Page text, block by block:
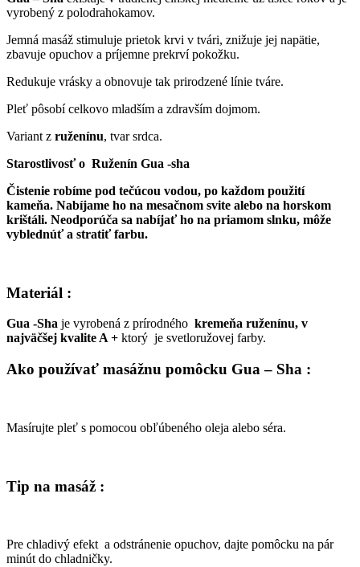
vyrobený z polodrahokamov.
Jemná masáž stimuluje prietok krvi v tvári, znižuje jej napätie,
zbavuje opuchov a príjemne prekrví pokožku.
Redukuje vrásky a obnovuje tak prirodzené línie tváre.
Pleť pôsobí celkovo mladším a zdravším dojmom.
Variant z ruženínu, tvar srdca.
Starostlivosť o Ruženín Gua -sha
Čistenie robíme pod tečúcou vodou, po každom použití
kameňa. Nabíjame ho na mesačnom svite alebo na horskom
krištáli. Neodporúča sa nabíjať ho na priamom slnku, môže
vyblednúť a stratiť farbu.
Materiál :
Gua -Sha je vyrobená z prírodného kremeňa ruženínu, v
najväčšej kvalite A + ktorý je svetloružovej farby.
Ako používať masážnu pomôcku Gua – Sha :
Masírujte pleť s pomocou obľúbeného oleja alebo séra.
Tip na masáž :
Pre chladivý efekt a odstránenie opuchov, dajte pomôcku na pár
minút do chladničky.